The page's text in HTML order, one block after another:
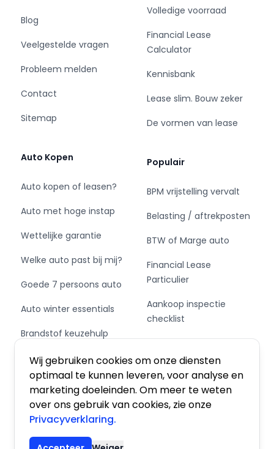
Wij gebruiken cookies om onze diensten
optimaal te kunnen leveren, voor analyse en
marketing doeleinden. Om meer te weten
over ons gebruik van cookies, zie onze
Privacyverklaring.
Blog
Veelgestelde vragen
Probleem melden
Contact
Sitemap
Auto Kopen
Auto kopen of leasen?
Auto met hoge instap
Wettelijke garantie
Welke auto past bij mij?
Goede 7 persoons auto
Auto winter essentials
Brandstof keuzehulp
Schakel of automaat?
Volledige voorraad
Financial Lease
Calculator
Kennisbank
Lease slim. Bouw zeker
De vormen van lease
Populair
BPM vrijstelling vervalt
Belasting / aftrekposten
BTW of Marge auto
Financial Lease
Particulier
Aankoop inspectie
checklist
Private Leasen,
Financieren of Kopen?